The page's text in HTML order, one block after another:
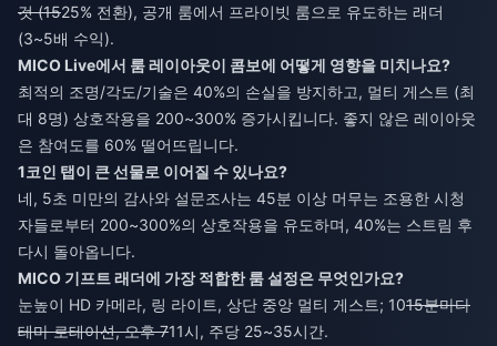
것 (1525% 전환), 공개 룸에서 프라이빗 룸으로 유도하는 래더
(3~5배 수익).
MICO Live에서 룸 레이아웃이 콤보에 어떻게 영향을 미치나요?
최적의 조명/각도/기술은 40%의 손실을 방지하고, 멀티 게스트 (최
대 8명) 상호작용을 200~300% 증가시킵니다. 좋지 않은 레이아웃
은 참여도를 60% 떨어뜨립니다.
1코인 탭이 큰 선물로 이어질 수 있나요?
네, 5초 미만의 감사와 설문조사는 45분 이상 머무는 조용한 시청
자들로부터 200~300%의 상호작용을 유도하며, 40%는 스트림 후
다시 돌아옵니다.
MICO 기프트 래더에 가장 적합한 룸 설정은 무엇인가요?
눈높이 HD 카메라, 링 라이트, 상단 중앙 멀티 게스트; 1015분마다
테마 로테이션, 오후 711시, 주당 25~35시간.